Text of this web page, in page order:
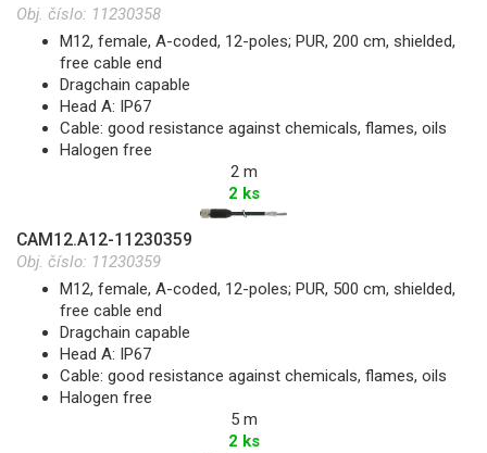
Obj. číslo: 11230358
M12, female, A-coded, 12-poles; PUR, 200 cm, shielded,
free cable end
Dragchain capable
Head A: IP67
Cable: good resistance against chemicals, flames, oils
Halogen free
2 m
2 ks
CAM12.A12-11230359
Obj. číslo: 11230359
M12, female, A-coded, 12-poles; PUR, 500 cm, shielded,
free cable end
Dragchain capable
Head A: IP67
Cable: good resistance against chemicals, flames, oils
Halogen free
5 m
2 ks